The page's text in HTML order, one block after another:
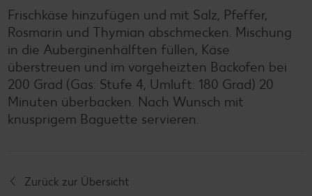
Frischkäse hinzufügen und mit Salz, Pfeffer,
Rosmarin und Thymian abschmecken. Mischung
in die Auberginenhälften füllen, Käse
überstreuen und im vorgeheizten Backofen bei
200 Grad (Gas: Stufe 4, Umluft: 180 Grad) 20
Minuten überbacken. Nach Wunsch mit
knusprigem Baguette servieren.
Zurück zur Übersicht